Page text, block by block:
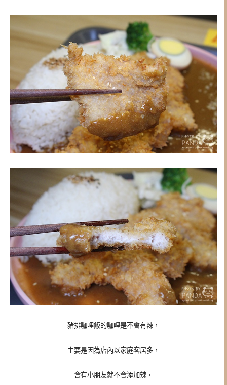
豬排咖哩飯的咖哩是不會有辣，
主要是因為店內以家庭客居多，
會有小朋友就不會添加辣，